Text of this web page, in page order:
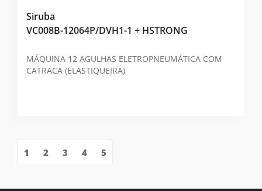
Siruba
VC008B-12064P/DVH1-1 + HSTRONG
MÁQUINA 12 AGULHAS ELETROPNEUMÁTICA COM
CATRACA (ELASTIQUEIRA)
1 2 3 4 5